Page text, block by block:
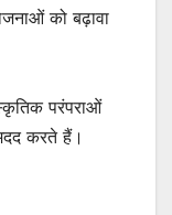
को बढ़ावा
परंपराओं
करते हैं।